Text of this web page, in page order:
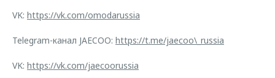
VK: https://vk.com/omodarussia
Telegram-канал JAECOO: https://t.me/jaecoo\_russia
VK: https://vk.com/jaecoorussia